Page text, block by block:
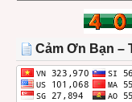
THÁNG
Cảm Ơn Bạn –